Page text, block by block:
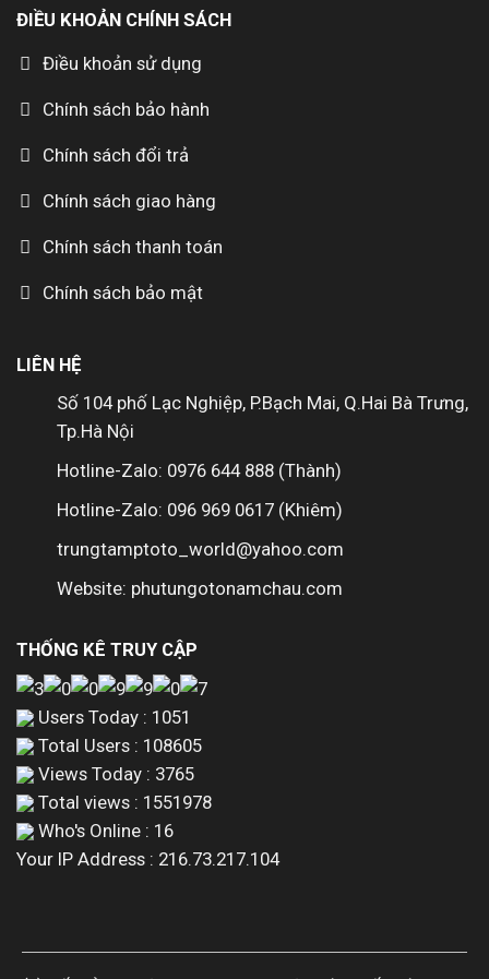
ĐIỀU KHOẢN CHÍNH SÁCH
Điều khoản sử dụng
Chính sách bảo hành
Chính sách đổi trả
Chính sách giao hàng
Chính sách thanh toán
Chính sách bảo mật
LIÊN HỆ
Số 104 phố Lạc Nghiệp, P.Bạch Mai, Q.Hai Bà Trưng,
Tp.Hà Nội
Hotline-Zalo: 0976 644 888 (Thành)
Hotline-Zalo: 096 969 0617 (Khiêm)
trungtamptoto_world@yahoo.com
Website: phutungotonamchau.com
THỐNG KÊ TRUY CẬP
Users Today : 1051
Total Users : 108605
Views Today : 3765
Total views : 1551978
Who's Online : 16
Your IP Address : 216.73.217.104